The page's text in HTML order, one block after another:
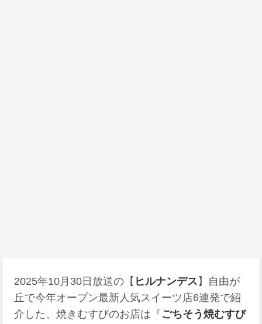
2025年10月30日 放送の【 ヒルナンデス 】自由が
丘で今年オープン最新人気スイーツ店6連発で紹
介した、焼きむすびのお店は『 ごちそう焼むすび